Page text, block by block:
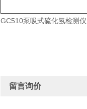
GC510泵吸式硫化氢检测仪
留言询价